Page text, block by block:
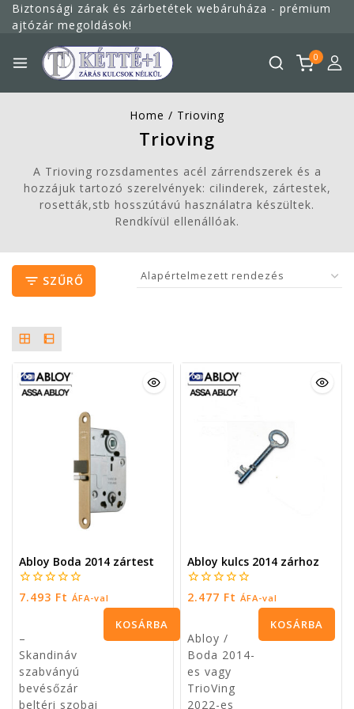
Biztonsági zárak és zárbetétek webáruháza - prémium
ajtózár megoldások!
0
Home / Trioving
Trioving
A Trioving rozsdamentes acél zárrendszerek és a
hozzájuk tartozó szerelvények: cilinderek, zártestek,
rosetták,stb hosszútávú használatra készültek.
Rendkívül ellenállóak.
SZŰRŐ
Abloy Boda 2014 zártest
0
7.493 Ft ÁFA-val
KOSÁRBA TESZEM
Abloy kulcs 2014 zárhoz
0
2.477 Ft ÁFA-val
KOSÁRBA TESZEM